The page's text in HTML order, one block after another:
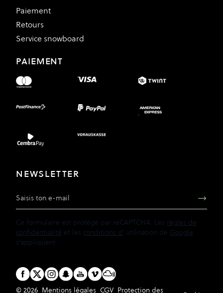
Paiement
Retours
Service snowboard
PAIEMENT
NEWSLETTER
Adresse e-mail
Ce formulaire est protégé par reCAPTCHA. Les règles de
confidentialité et les conditions d' utilisation de Google
s'appliquent.
© 2026 Mentions légales CGV Protection des